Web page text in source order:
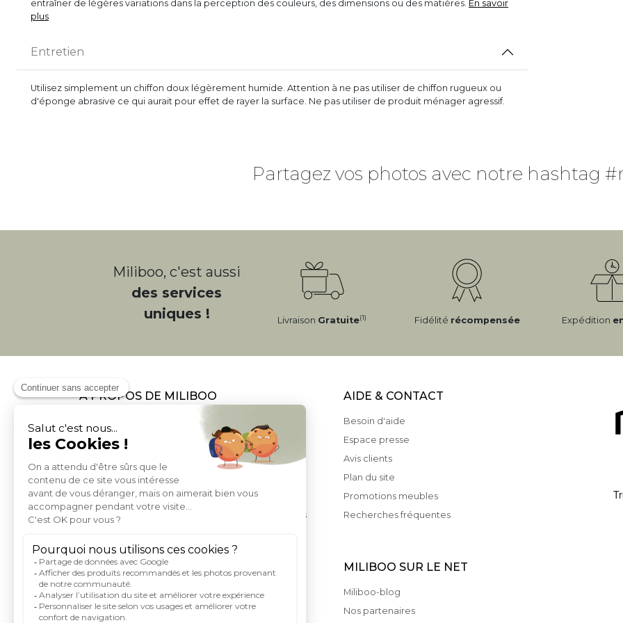
entraîner de légères variations dans la perception des couleurs, des dimensions ou des matières. En savoir
plus
Entretien
Utilisez simplement un chiffon doux légèrement humide. Attention à ne pas utiliser de chiffon rugueux ou
d'éponge abrasive ce qui aurait pour effet de rayer la surface. Ne pas utiliser de produit ménager agressif.
Partagez vos photos avec notre hashtag
Miliboo, c'est aussi
des services
uniques !
Livraison Gratuite(1) Fidélité récompensée Expédition
À PROPOS DE MILIBOO
Qui sommes nous et nos engagements
Mentions légales
Livraison
Conditions générales de Vente
Politique de protection des données personnelles
Droits informatique et libertés
Carte de fidelite et parrainage
Rejoignez-nous
Index égalité femme homme
AIDE & CONTACT
Besoin d'aide
Espace presse
Avis clients
Plan du site
Promotions meubles
Recherches fréquentes
MILIBOO SUR LE NET
Miliboo-blog
Nos partenaires